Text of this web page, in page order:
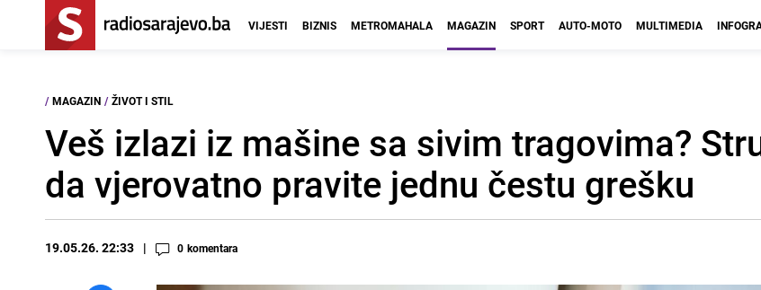
VIJESTI BIZNIS METROMAHALA MAGAZIN SPORT AUTO-MOTO MULTIMEDIA
/ MAGAZIN / ŽIVOT I STIL
Veš izlazi iz mašine sa sivim tragovima?
da vjerovatno pravite jednu čestu grešku
19.05.26. 22:33 0 komentara